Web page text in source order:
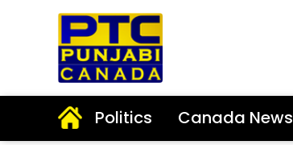
Politics Canada News